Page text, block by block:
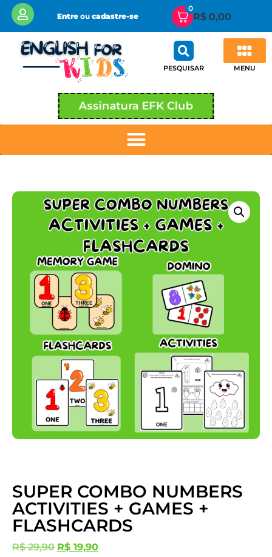
Entreou cadastre-se
0
R$ 0,00
PESQUISAR MENU
Assinatura EFK Club
SUPER COMBO NUMBERS
ACTIVITIES + GAMES +
FLASHCARDS
R$29,90 R$ 19,90